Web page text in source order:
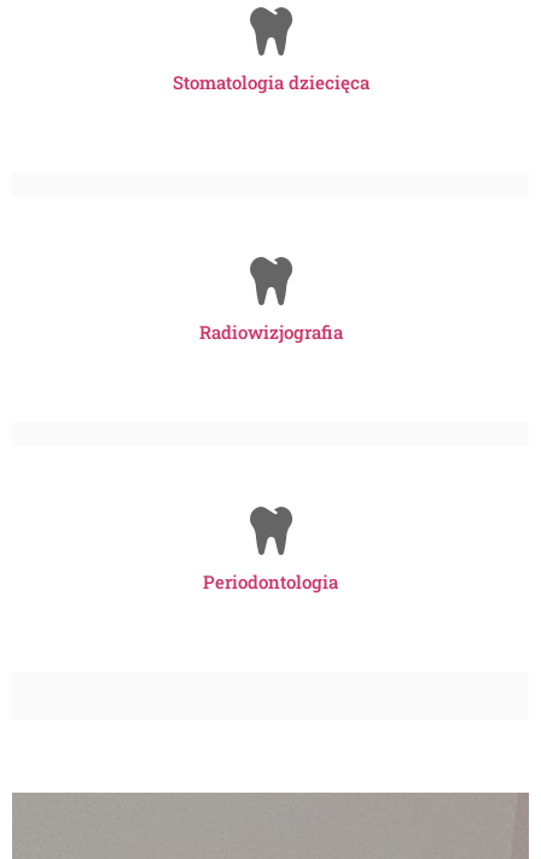
Stomatologia dziecięca
Radiowizjografia
Periodontologia